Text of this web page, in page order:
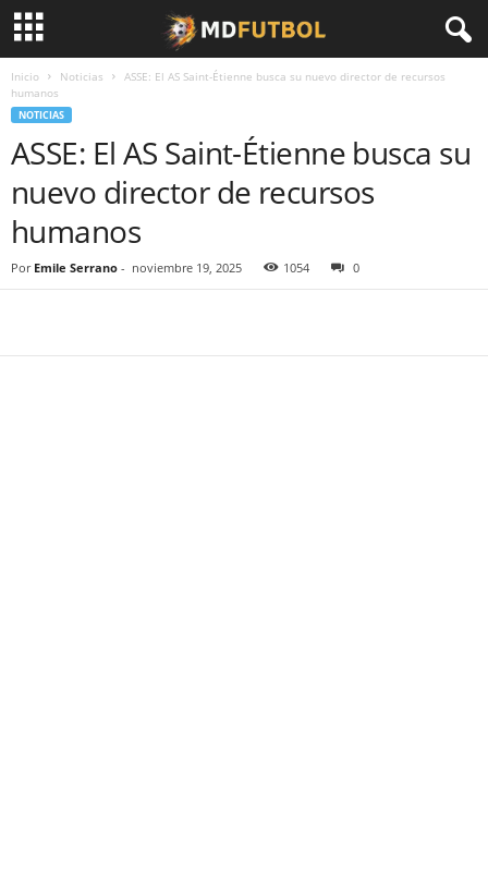
Inicio Noticias
ASSE: El AS Saint-Étienne busca su nuevo director de recursos
humanos
NOTICIAS
ASSE: El AS Saint-Étienne busca su
nuevo director de recursos
humanos
Por Emile Serrano - noviembre 19, 2025 1054 0